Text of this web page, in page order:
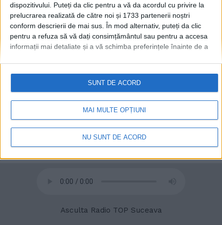
dispozitivului. Puteți da clic pentru a vă da acordul cu privire la
prelucrarea realizată de către noi și 1733 partenerii noștri
conform descrierii de mai sus. În mod alternativ, puteți da clic
pentru a refuza să vă dați consimțământul sau pentru a accesa
informații mai detaliate și a vă schimba preferințele înainte de a
retrageți consimțământul în orice moment, revenind la acest site
și făcând clic pe butonul "Confidențialitate" din partea de jos a
paginii web.
MAI MULTE OPȚIUNI
NU SUNT DE ACORD
SUNT DE ACORD
Radio TOP Suceava 104 FM
Asculta Radio TOP Suceava